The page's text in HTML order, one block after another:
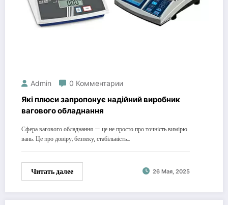
Admin 0 Комментарии
Які плюси запропонує надійний виробник
вагового обладнання
Сфера вагового обладнання — це не просто про точність вимірю
вань. Це про довіру, безпеку, стабільність…
Читать далее 26 Мая, 2025